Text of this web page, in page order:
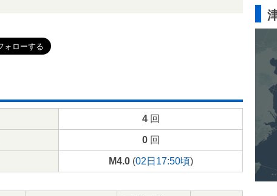
4回
0回
M4.0(02日17:50頃)